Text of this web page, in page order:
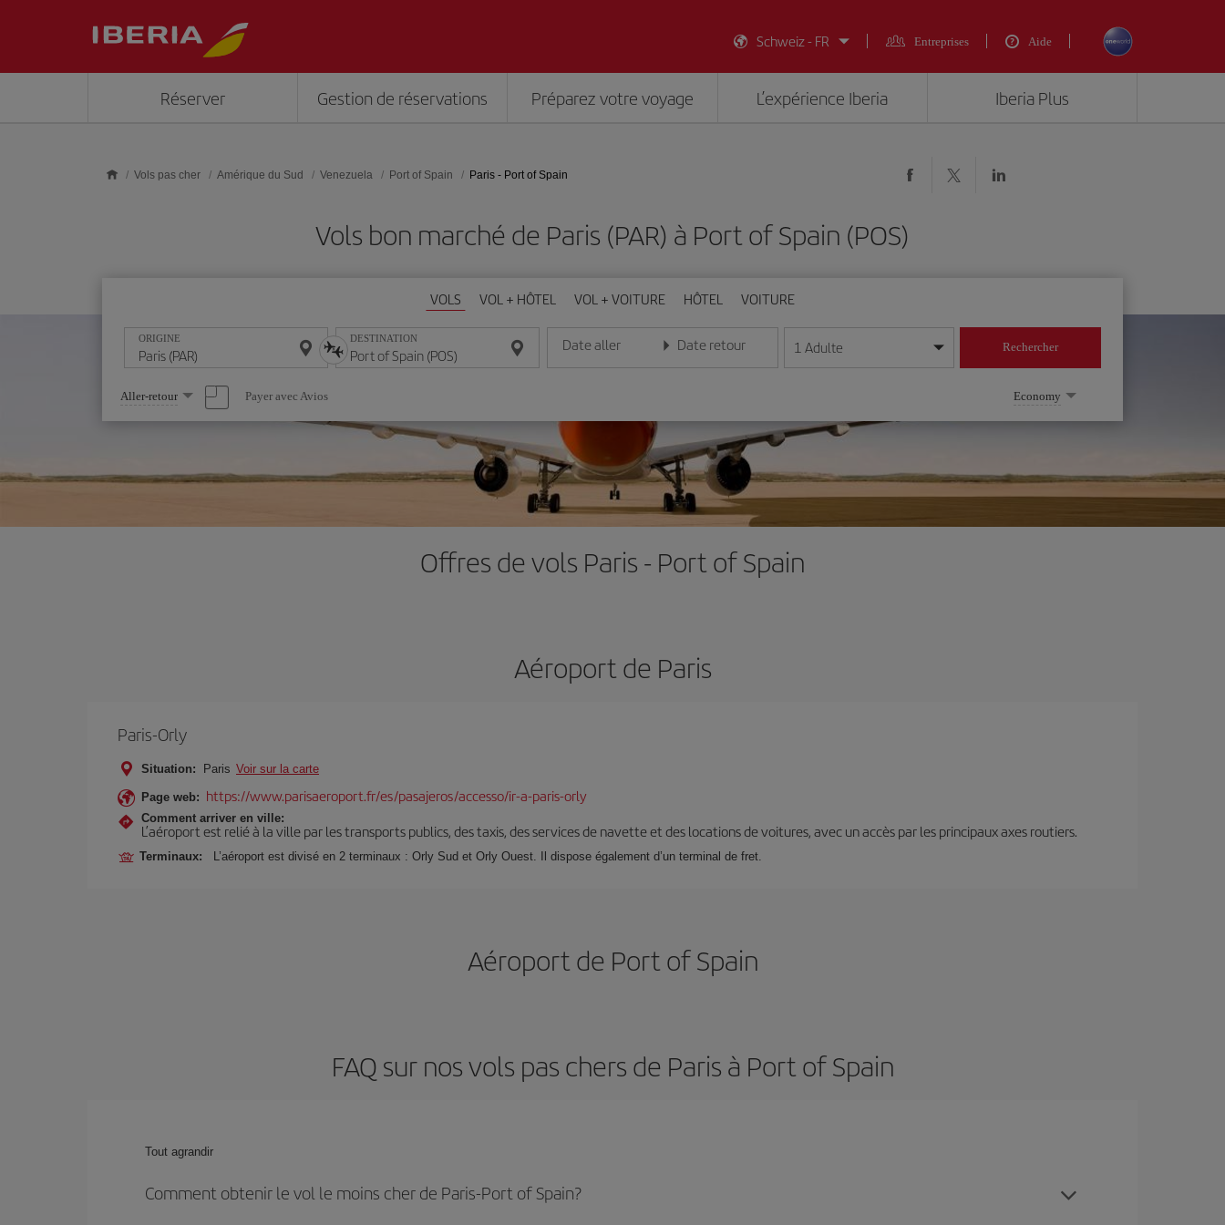
Schweiz - FR
Entreprises Aide
Réserver Gestion de réservations Préparez votre voyage L’expérience Iberia Iberia Plus
Vols pas cher Amérique du Sud Venezuela Port of Spain Paris - Port of Spain
Vols bon marché de Paris (PAR) à Port of Spain (POS)
VOLS VOL + HÔTEL VOL + VOITURE HÔTEL VOITURE
ORIGINE DESTINATION Date aller
Entrez la date au format jour/mois/année
Date retour
Entrez la date au format jour/mois/année
1 Adulte Rechercher
Sélectionnez
une
option
Aller-retour Payer avec Avios Economy
Offres de vols Paris - Port of Spain
Aéroport de Paris
Paris-Orly
Situation: Paris Voir sur la carte
Page web: https://www.parisaeroport.fr/es/pasajeros/accesso/ir-a-paris-orly
Comment arriver en ville:
L’aéroport est relié à la ville par les transports publics, des taxis, des services de navette et des locations de voitures, avec un accès par les principaux axes routiers.
Terminaux: L’aéroport est divisé en 2 terminaux : Orly Sud et Orly Ouest. Il dispose également d’un terminal de fret.
Aéroport de Port of Spain
FAQ sur nos vols pas chers de Paris à Port of Spain
Tout agrandir
Comment obtenir le vol le moins cher de Paris-Port of Spain?